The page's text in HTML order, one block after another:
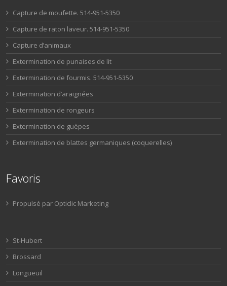
Capture de moufette. 514-951-5350
Capture de raton laveur. 514-951-5350
Capture d’animaux
Extermination de punaises de lit
Extermination de fourmis. 514-951-5350
Extermination d’araignées
Extermination de rongeurs
Extermination de guèpes
Extermination de blattes germaniques (coquerelles)
Favoris
Propulsé par Opticlic Marketing
St-Hubert
Brossard
Longueuil